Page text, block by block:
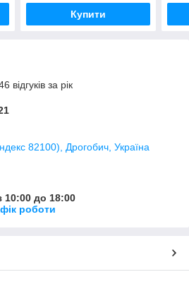
Купити
відгуків за рік
82100), Дрогобич, Україна
10:00 до 18:00
роботи